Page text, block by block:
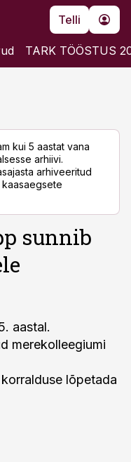
Telli
TARK TÖÖSTUS
kui 5 aastat vana
arhiivi.
arhiveeritud
sunnib
aastal.
merekolleegiumi
lõpetada